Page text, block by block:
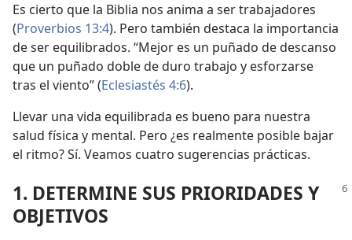
Es cierto que la Biblia nos anima a ser trabajadores
(Proverbios 13:4). Pero también destaca la importancia
de ser equilibrados. “Mejor es un puñado de descanso
que un puñado doble de duro trabajo y esforzarse
tras el viento” (Eclesiastés 4:6).
Llevar una vida equilibrada es bueno para nuestra
salud física y mental. Pero ¿es realmente posible bajar
el ritmo? Sí. Veamos cuatro sugerencias prácticas.
1. DETERMINE SUS PRIORIDADES Y
OBJETIVOS